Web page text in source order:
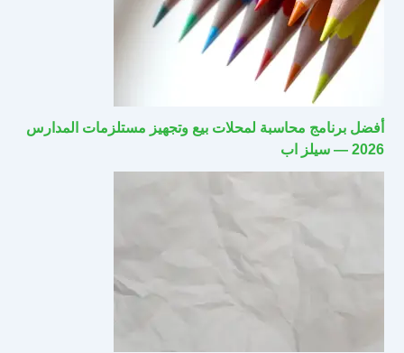
أفضل برنامج محاسبة لمحلات بيع وتجهيز مستلزمات المدارس
2026 — سيلز اب